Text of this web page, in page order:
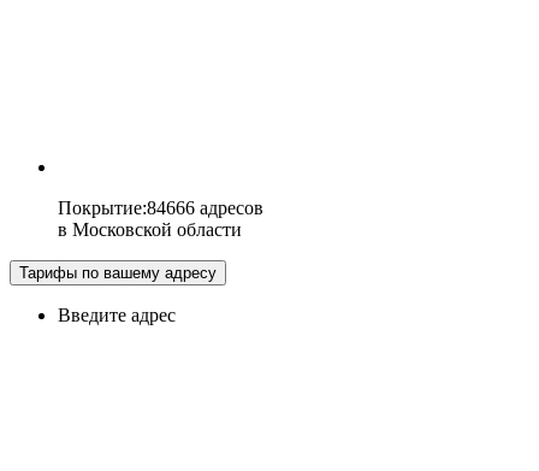
Покрытие:84666 адресов
в Московской области
Тарифы по вашему адресу
Введите адрес